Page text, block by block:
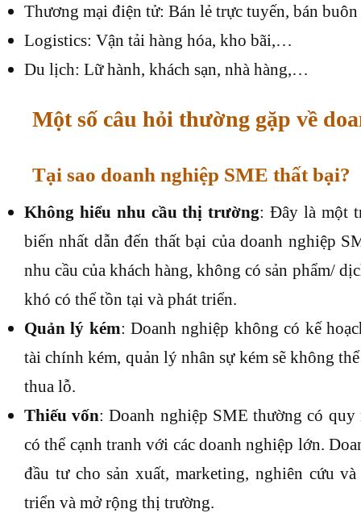
Thương mại điện tử: Bán lẻ trực tuyến, bán
Logistics: Vận tải hàng hóa, kho bãi,…
Du lịch: Lữ hành, khách sạn, nhà hàng,…
Một số câu hỏi thường gặp về
Tại sao doanh nghiệp SME thất bại?
Không hiểu nhu cầu thị trường: Đây là một
biến nhất dẫn đến thất bại của doanh nghiệp
nhu cầu của khách hàng, không có sản phẩm/
khó có thể tồn tại và phát triển.
Quản lý kém: Doanh nghiệp không có kế
tài chính kém, quản lý nhân sự kém sẽ không
thua lỗ.
Thiếu vốn: Doanh nghiệp SME thường có
có thể cạnh tranh với các doanh nghiệp lớn.
đầu tư cho sản xuất, marketing, nghiên cứu
triển và mở rộng thị trường.